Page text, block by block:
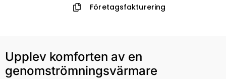
Företagsfakturering
Upplev komforten av en
genomströmningsvärmare